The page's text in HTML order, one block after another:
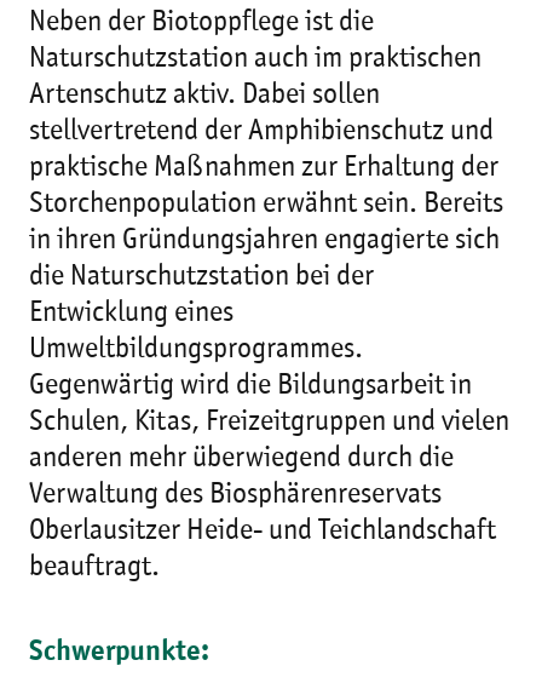
Neben der Biotoppflege ist die
Naturschutzstation auch im praktischen
Artenschutz aktiv. Dabei sollen
stellvertretend der Amphibienschutz und
praktische Maßnahmen zur Erhaltung der
Storchenpopulation erwähnt sein. Bereits
in ihren Gründungsjahren engagierte sich
die Naturschutzstation bei der
Entwicklung eines
Umweltbildungsprogrammes.
Gegenwärtig wird die Bildungsarbeit in
Schulen, Kitas, Freizeitgruppen und vielen
anderen mehr überwiegend durch die
Verwaltung des Biosphärenreservats
Oberlausitzer Heide- und Teichlandschaft
beauftragt.
Schwerpunkte: